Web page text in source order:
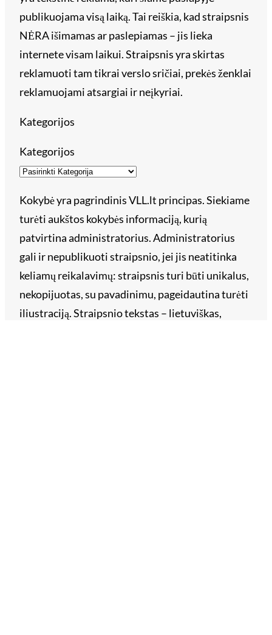
publikuojama visą laiką. Tai reiškia, kad straipsnis
NĖRA išimamas ar paslepiamas – jis lieka
internete visam laikui. Straipsnis yra skirtas
reklamuoti tam tikrai verslo sričiai, prekės ženklai
reklamuojami atsargiai ir neįkyriai.
Kategorijos
Kategorijos
Kokybė yra pagrindinis VLL.lt principas. Siekiame
turėti aukštos kokybės informaciją, kurią
patvirtina administratorius. Administratorius
gali ir nepublikuoti straipsnio, jei jis neatitinka
keliamų reikalavimų: straipsnis turi būti unikalus,
nekopijuotas, su pavadinimu, pageidautina turėti
iliustraciją. Straipsnio tekstas – lietuviškas,